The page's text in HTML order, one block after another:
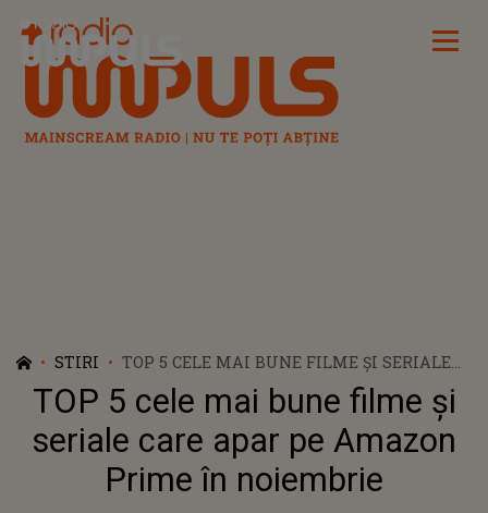
Radio Impuls
STIRI
TOP 5 CELE MAI BUNE FILME ȘI SERIALE
CARE APAR PE AMAZON PRIME ÎN
NOIEMBRIE
TOP 5 cele mai bune filme și
seriale care apar pe Amazon
Prime în noiembrie